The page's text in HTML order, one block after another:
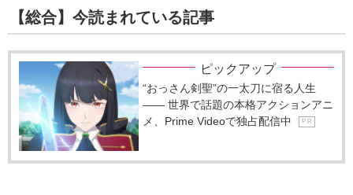
【総合】今読まれている記事
ピックアップ
“おっさん剣聖”の一太刀に宿る人生
―― 世界で話題の本格アクションアニ
メ、Prime Videoで独占配信中
P R